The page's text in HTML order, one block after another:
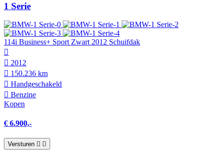
1 Serie
114i Business+ Sport Zwart 2012 Schuifdak
2012
150.236 km
Hand­geschakeld
Benzine
Kopen
€ 6.900,-
Versturen